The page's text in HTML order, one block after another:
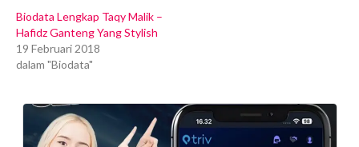
Biodata Lengkap Taqy Malik –
Hafidz Ganteng Yang Stylish
19 Februari 2018
dalam "Biodata"